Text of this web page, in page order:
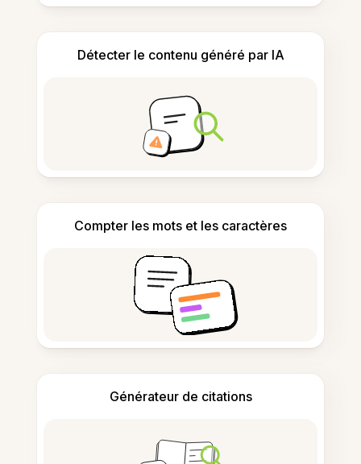
Détecter le contenu généré par IA
Compter les mots et les caractères
Générateur de citations